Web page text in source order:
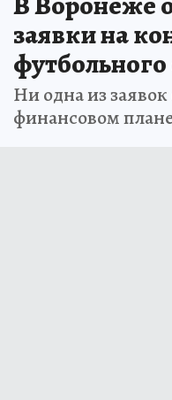
заявки на
Ни одна из
финансовом